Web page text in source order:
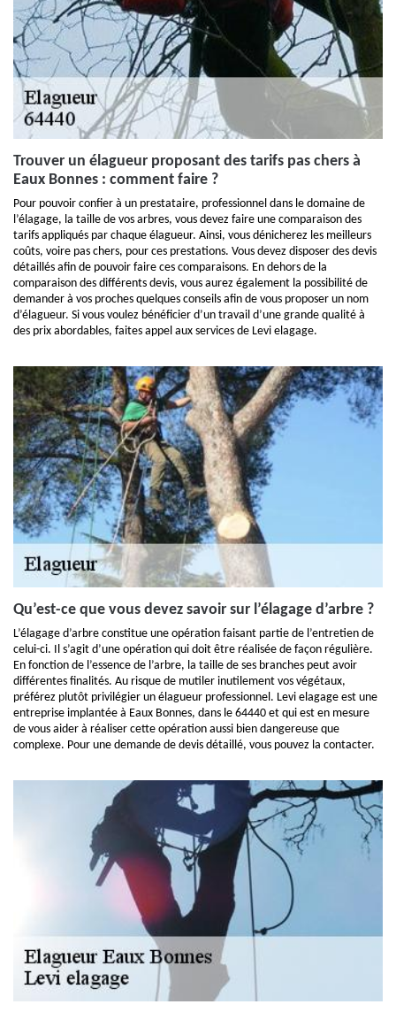
Trouver un élagueur proposant des tarifs pas chers à
Eaux Bonnes : comment faire ?
Pour pouvoir confier à un prestataire, professionnel dans le domaine de
l’élagage, la taille de vos arbres, vous devez faire une comparaison des
tarifs appliqués par chaque élagueur. Ainsi, vous dénicherez les meilleurs
coûts, voire pas chers, pour ces prestations. Vous devez disposer des devis
détaillés afin de pouvoir faire ces comparaisons. En dehors de la
comparaison des différents devis, vous aurez également la possibilité de
demander à vos proches quelques conseils afin de vous proposer un nom
d’élagueur. Si vous voulez bénéficier d’un travail d’une grande qualité à
des prix abordables, faites appel aux services de Levi elagage.
Qu’est-ce que vous devez savoir sur l’élagage d’arbre ?
L’élagage d’arbre constitue une opération faisant partie de l’entretien de
celui-ci. Il s’agit d’une opération qui doit être réalisée de façon régulière.
En fonction de l’essence de l’arbre, la taille de ses branches peut avoir
différentes finalités. Au risque de mutiler inutilement vos végétaux,
préférez plutôt privilégier un élagueur professionnel. Levi elagage est une
entreprise implantée à Eaux Bonnes, dans le 64440 et qui est en mesure
de vous aider à réaliser cette opération aussi bien dangereuse que
complexe. Pour une demande de devis détaillé, vous pouvez la contacter.